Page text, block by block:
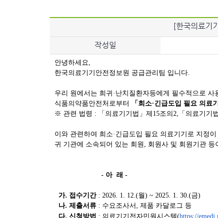
[한국의료기
작성일
안녕하세요,
한국의료기기 안전정보원 공급관리팀 입니다.
우리 원에서는 희귀·난치질환자등에게 필수적으로
식품의약품안전처로부터
「 희소·긴급도입 필요 의료
※ 관련 법령 : 「 의료기기 법」제15조의2,「 의료기기
이와 관련하여 희소· 긴급도입 필요 의료기기 로 지정 이
귀 기관에 소속되어 있는 회원, 회원사 및 회원기관
- 아 래 -
가. 접수기간: 2026. 1. 12.(월) ~ 2025. 1. 30.(금)
나. 제출서류 : 수요조사서, 제품 카달로그 등
다. 신청방법 : 의료 기기 전자민원시스템(https://emedi.